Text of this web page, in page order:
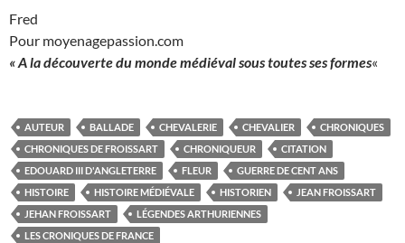
Fred
Pour moyenagepassion.com
« A la découverte du monde médiéval sous toutes ses formes«
AUTEUR BALLADE CHEVALERIE CHEVALIER
CHRONIQUES
CHRONIQUES DE FROISSART
CHRONIQUEUR
CITATION
EDOUARD III D'ANGLETERRE
FLEUR
GUERRE DE CENT ANS
HISTOIRE
HISTOIRE MÉDIÉVALE HISTORIEN
JEAN FROISSART
JEHAN FROISSART
LÉGENDES ARTHURIENNES
LES CRONIQUES DE FRANCE